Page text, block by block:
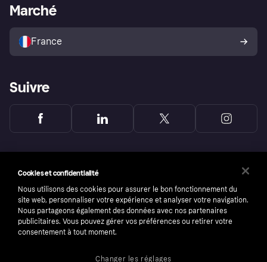
Explorez les magasins
Politique de protection de
l’acheteur Klarna
Portail Marchand
Marché
France
Suivre
Cookies et confidentialité
Nous utilisons des cookies pour assurer le bon fonctionnement du
site web, personnaliser votre expérience et analyser votre navigation.
Nous partageons également des données avec nos partenaires
publicitaires. Vous pouvez gérer vos préférences ou retirer votre
consentement à tout moment.
Changer les réglages